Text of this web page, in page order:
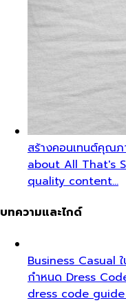
สร้างคอนเทนต์คุณ
about All That's
quality content…
บทความและไกด์
Business Casual
กำหนด Dress
dress code